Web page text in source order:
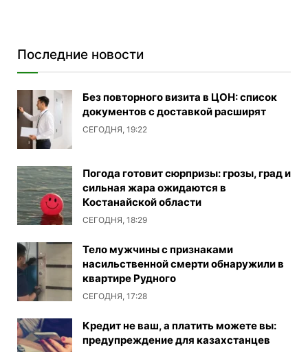
Последние новости
Без повторного визита в ЦОН: список
документов с доставкой расширят
СЕГОДНЯ, 19:22
Погода готовит сюрпризы: грозы, град и
сильная жара ожидаются в
Костанайской области
СЕГОДНЯ, 18:29
Тело мужчины с признаками
насильственной смерти обнаружили в
квартире Рудного
СЕГОДНЯ, 17:28
Кредит не ваш, а платить можете вы:
предупреждение для казахстанцев